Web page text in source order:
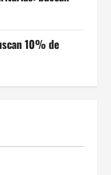
10% de